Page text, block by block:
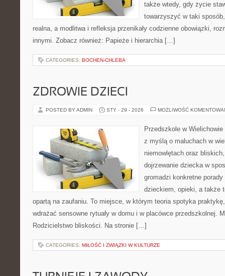
także wtedy, gdy życie
towarzyszyć w taki
realna, a modlitwa i refleksja przenikały codzienne obowiązki,
innymi. Zobacz również: Papieże i hierarchia […]
CATEGORIES: BOCHEN-CHLEBA
ZDROWIE DZIECI
POSTED BY ADMIN STY - 29 - 2026 MOŻLIWOŚĆ
Przedszkole w
z myślą o maluchach w
niemowlętach oraz
dojrzewanie dziecka w
gromadzi konkretne
dzieckiem, opieki, a także
opartą na zaufaniu. To miejsce, w którym teoria spotyka
wdrażać sensowne rytuały w domu i w placówce przedszkolnej.
Rodzicielstwo bliskości. Na stronie […]
CATEGORIES: MIŁOŚĆ I ZWIĄZKI W KULTURZE